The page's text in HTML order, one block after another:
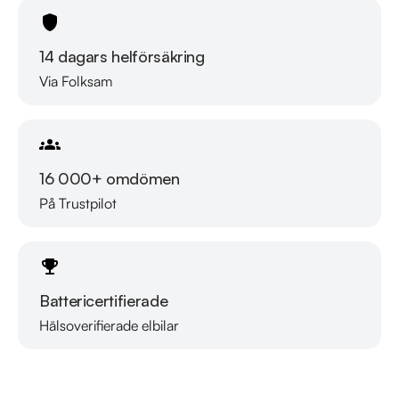
14 dagars helförsäkring
Via Folksam
16 000+ omdömen
På Trustpilot
Battericertifierade
Hälsoverifierade elbilar
Läs mer om oss